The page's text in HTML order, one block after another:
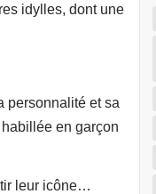
idylles, dont une
personnalité et sa
en garçon
leur icône…